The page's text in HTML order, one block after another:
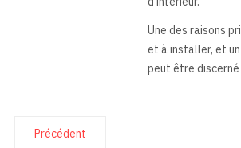
Une des raisons
et à installer, et
peut être discerné
Précédent